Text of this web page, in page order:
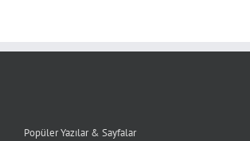
Popüler Yazılar & Sayfalar